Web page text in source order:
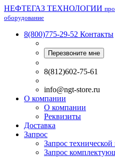
НЕФТЕГАЗ ТЕХНОЛОГИИ
оборудование
8(800)775-29-52 Контакты
Перезвоните мне
8(812)602-75-61
info@ngt-store.ru
О компании
О компании
Реквизиты
Доставка
Запрос
Запрос технической
Запрос